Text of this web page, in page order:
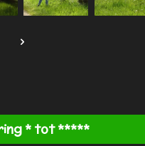
* tot *****